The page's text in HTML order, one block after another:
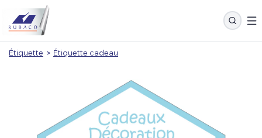
Étiquette > Étiquette cadeau